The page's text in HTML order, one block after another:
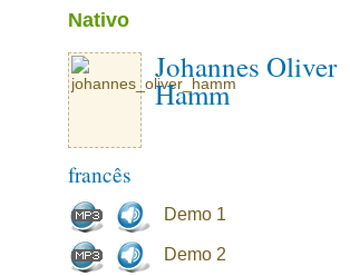
Nativo
Johannes Oliver
Hamm
francês
Demo 1
Demo 2